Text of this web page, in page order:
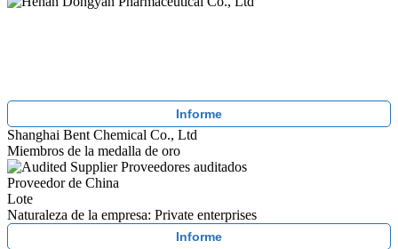
Informe
Shanghai Bent Chemical Co., Ltd
Miembros de la medalla de oro
Proveedores auditados
Proveedor de China
Lote
Naturaleza de la empresa: Private enterprises
Informe